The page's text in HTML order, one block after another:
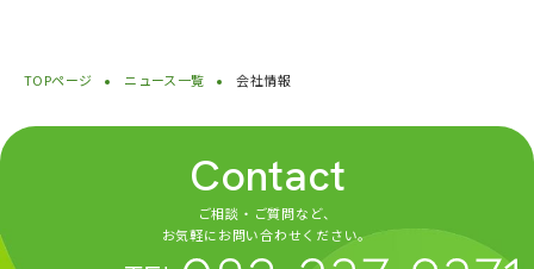
TOPページ ニュース一覧 会社情報
Contact
ご相談・ご質問など、
お気軽にお問い合わせください。